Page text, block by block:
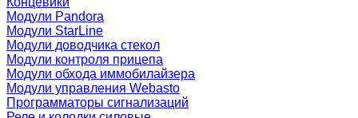
Модули Pandora
Модули StarLine
Модули доводчика стекол
Модули контроля прицепа
Модули обхода иммобилайзера
Модули управления Webasto
Программаторы сигнализаций